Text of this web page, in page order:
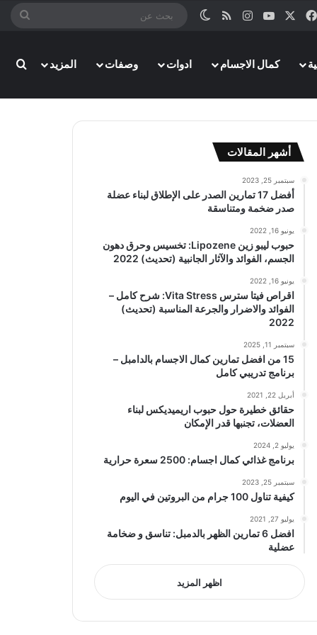
فيسبوك ‫YouTubeانستقرامملخص الموقع RSS
الوضع المظلم
كمال الاجسام ادوات وصفات المزيد
أشهر المقالات
سبتمبر 25, 2023
أفضل 17 تمارين الصدر على الإطلاق لبناء عضلة
صدر ضخمة ومتناسقة
يونيو 16, 2022
حبوب ليبو زين Lipozene: تخسيس وحرق دهون
الجسم، الفوائد والآثار الجانبية (تحديث) 2022
يونيو 16, 2022
اقراص فيتا سترس Vita Stress: شرح كامل –
الفوائد والاضرار والجرعة المناسبة (تحديث)
2022
سبتمبر 11, 2025
15 من افضل تمارين كمال الاجسام بالدامبل –
برنامج تدريبي كامل
أبريل 22, 2021
حقائق خطيرة حول حبوب اريميديكس لبناء
العضلات، تجنبها قدر الإمكان
يوليو 2, 2024
برنامج غذائي كمال اجسام: 2500 سعرة حرارية
سبتمبر 25, 2023
كيفية تناول 100 جرام من البروتين في اليوم
يوليو 27, 2021
افضل 6 تمارين الظهر بالدمبل: تناسق و ضخامة
عضلية
اظهر المزيد